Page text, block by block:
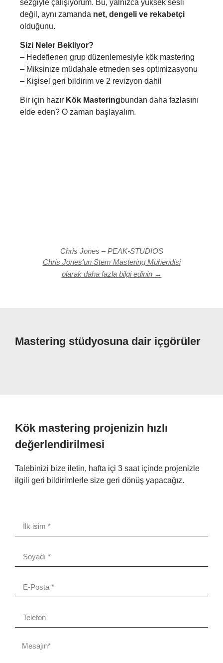
sezgiyle çalışıyorum. Bu, yalnızca yüksek sesli
değil, aynı zamanda net, dengeli ve rekabetçi
olduğunu.
Sizi Neler Bekliyor?
– Hedeflenen grup düzenlemesiyle kök mastering
– Miksinize müdahale etmeden ses optimizasyonu
– Kişisel geri bildirim ve 2 revizyon dahil
Bir için hazır Kök Masteringbundan daha fazlasını
elde eden? O zaman başlayalım.
Chris Jones – PEAK-STUDIOS
Chris Jones'un Stem Mastering Mühendisi
olarak daha fazla bilgi edinin →
Mastering stüdyosuna dair içgörüler
Kök mastering projenizin hızlı
değerlendirilmesi
Talebinizi bize iletin, hafta içi 3 saat içinde projenizle
ilgili geri bildirimlerle size geri dönüş yapacağız.